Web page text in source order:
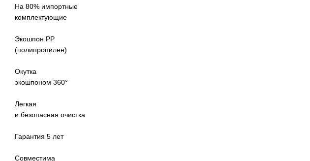
На 80% импортные
комплектующие
Экошпон PP
(полипропилен)
Окутка
экошпоном 360°
Легкая
и безопасная очистка
Гарантия 5 лет
Совместима